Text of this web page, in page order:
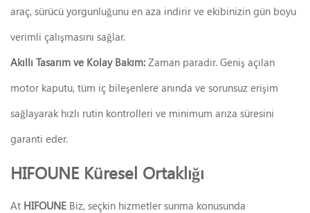
araç, sürücü yorgunluğunu en aza indirir ve ekibinizin gün boyu
verimli çalışmasını sağlar.
Akıllı Tasarım ve Kolay Bakım: Zaman paradır. Geniş açılan
motor kaputu, tüm iç bileşenlere anında ve sorunsuz erişim
sağlayarak hızlı rutin kontrolleri ve minimum arıza süresini
garanti eder.
HIFOUNE Küresel Ortaklığı
At HIFOUNE Biz, seçkin hizmetler sunma konusunda